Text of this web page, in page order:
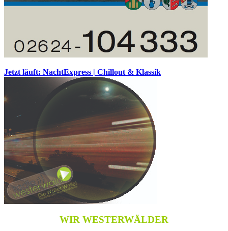
Jetzt läuft: NachtExpress | Chillout & Klassik
WIR WESTERWÄLDER